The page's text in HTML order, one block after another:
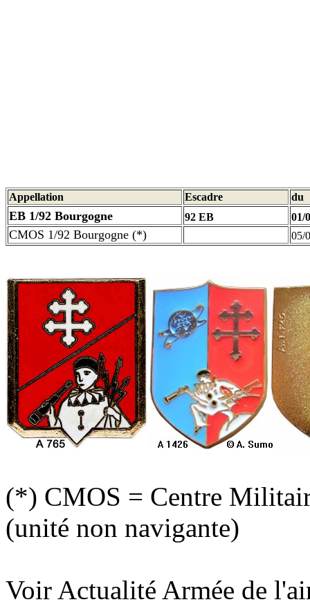
Appellation Escadre du
EB 1/92 Bourgogne 92 EB 01/
CMOS 1/92 Bourgogne (*) 05/
(*) CMOS = Centre
(unité non navigante)
Voir Actualité Armée de